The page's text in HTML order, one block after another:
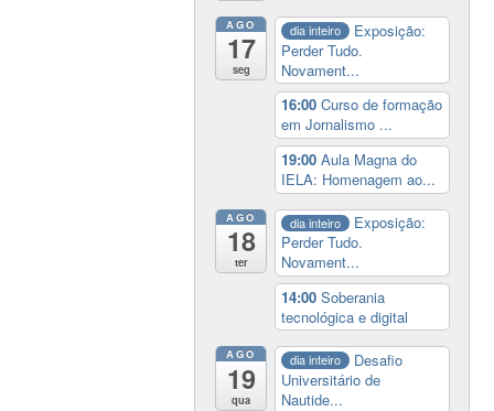
AGO
17
seg
dia inteiro
Exposição:
Perder Tudo.
Novament...
16:00Curso de formação
em Jornalismo ...
19:00Aula Magna do
IELA: Homenagem ao...
AGO
18
ter
dia inteiro
Exposição:
Perder Tudo.
Novament...
14:00Soberania
tecnológica e digital
AGO
19
qua
dia inteiro
Desafio
Universitário de
Nautide...